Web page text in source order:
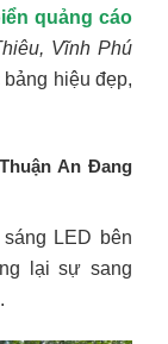
quảng cáo
Vĩnh Phú
hiệu đẹp,
An Đang
LED bên
lại sự sang